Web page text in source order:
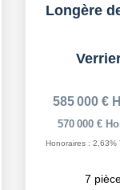
585 000 €
570 000 €
Honoraires : 2,63%
7